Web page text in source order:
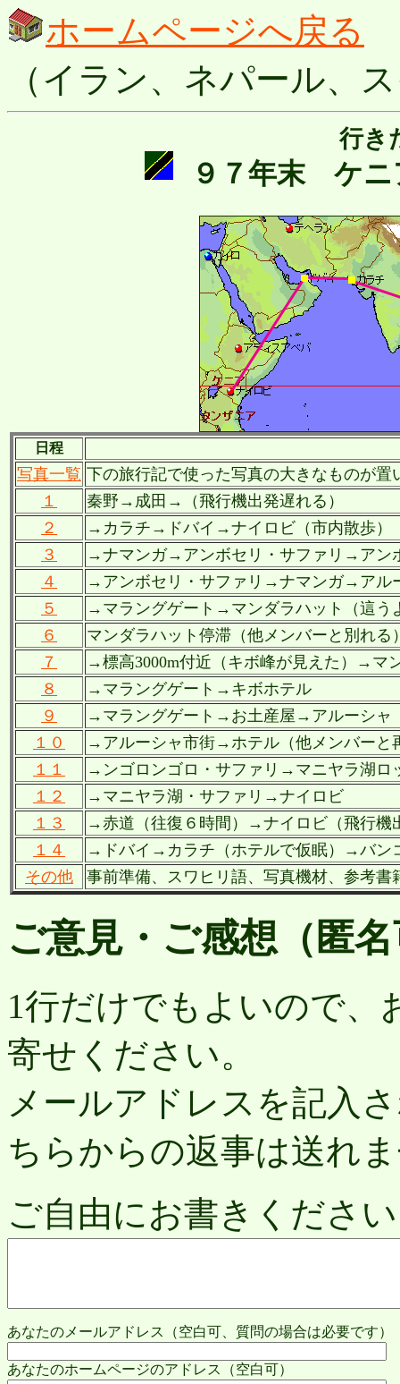
ホームページへ戻る
（イラン、ネパール、
行き
９７年末 ケニ
日程
写真一覧 下の旅行記で使った写真の大きなものが
１
秦野→成田→（飛行機出発遅れる）
２
→カラチ→ドバイ→ナイロビ（市内散歩）
３
→ナマンガ→アンボセリ・サファリ→アン
４
→アンボセリ・サファリ→ナマンガ→アル
５
→マラングゲート→マンダラハット（這う
６
マンダラハット停滞（他メンバーと別れる
７
→標高3000m付近（キボ峰が見えた）→マ
８
→マラングゲート→キボホテル
９
→マラングゲート→お土産屋→アルーシャ
１０
→アルーシャ市街→ホテル（他メンバーと
１１
→ンゴロンゴロ・サファリ→マニヤラ湖ロ
１２
→マニヤラ湖・サファリ→ナイロビ
１３
→赤道（往復６時間）→ナイロビ（飛行機
１４
→ドバイ→カラチ（ホテルで仮眠）→バ
その他
事前準備、スワヒリ語、写真機材、参考書
ご意見・ご感想（匿
1行だけでもよいので、
寄せください。
メールアドレスを記入
ちらからの返事は送れ
ご自由にお書きくださ
あなたのメールアドレス（空白可、質問の場合は必要です）
あなたのホームページのアドレス（空白可）